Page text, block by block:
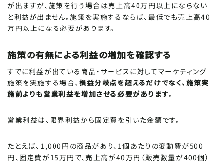
が出ますが、施策を行う場合は売上高40万円以上にならない
と利益が出ません。施策を実施するならば、最低でも売上高40
万円以上になる必要があります。
施策の有無による利益の増加を確認する
すでに利益が出ている商品・サービスに対してマーケティング
施策を実施する場合、 損益分岐点を超えるだけでなく、施策実
施前よりも営業利益を増加させる必要があります。
営業利益は、限界利益から固定費を引いた金額です。
たとえば、1,000円の商品があり、1個あたりの変動費が500
円、固定費が15万円で、売上高が40万円（販売数量が400個）